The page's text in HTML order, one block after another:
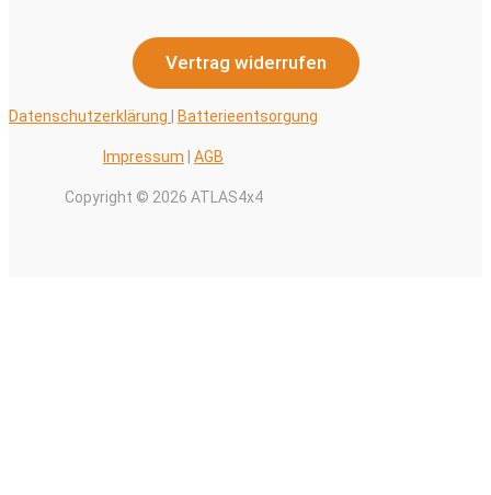
Vertrag widerrufen
Datenschutzerklärung Batterieentsorgung
Impressum AGB
Copyright © 2026 ATLAS4x4